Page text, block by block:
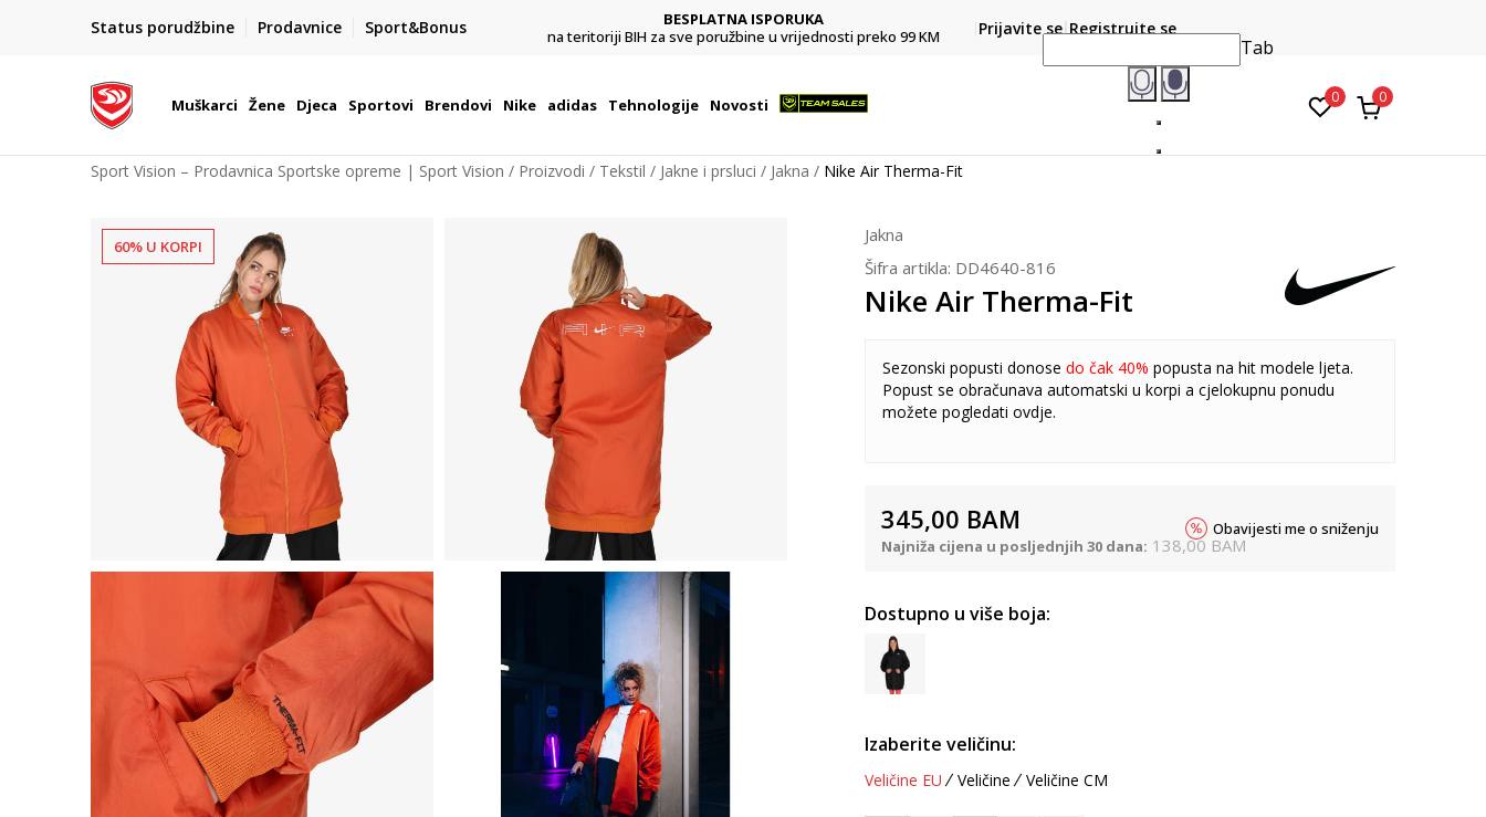
Status porudžbine Prodavnice Sport&Bonus
POZOVITE NAS NA : 055/490-400
Pon-Pet od 9h - 16h
BESPLATNA ISPORUKA
na teritoriji BIH za sve poružbine u vrijednosti preko 99 KM
Platite karticom online i preuzmite u prodavnici po vašem
Prijavite se Registrujte se
Muškarci Žene Djeca Sportovi Brendovi Nike adidas Tehnologije Novosti
Tab
0 0
Sport Vision – Prodavnica Sportske opreme | Sport Vision Proizvodi Tekstil Jakne i prsluci Jakna Nike Air Therma-Fit
60% U KORPI
Jakna
Šifra artikla: DD4640-816
Nike Air Therma-Fit
Sezonski popusti donose do čak 40% popusta na hit modele ljeta.
Popust se obračunava automatski u korpi a cjelokupnu ponudu
možete pogledati ovdje.
345,00 BAM
Najniža cijena u posljednjih 30 dana: 138,00 BAM
Obavijesti me o sniženju
Dostupno u više boja:
Izaberite veličinu:
Veličine EU Veličine Veličine CM